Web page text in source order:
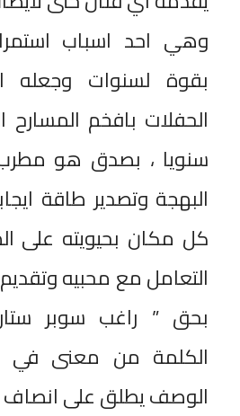
وهي احد اسباب
بقوة لسنوات وجعله
الحفلات بافخم المسارح
سنويا ، بصدق هو
البهجة وتصدير طاقة
كل مكان بحيويته على
التعامل مع محبيه
بحق ” راغب سوبر
الكلمة من معنى في
الوصف يطلق على انصاف